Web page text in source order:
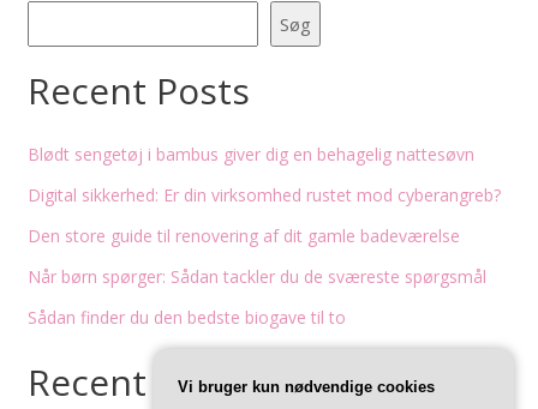
Søg
Recent Posts
Blødt sengetøj i bambus giver dig en behagelig nattesøvn
Digital sikkerhed: Er din virksomhed rustet mod cyberangreb?
Den store guide til renovering af dit gamle badeværelse
Når børn spørger: Sådan tackler du de sværeste spørgsmål
Sådan finder du den bedste biogave til to
Recent Comments
Vi bruger kun nødvendige cookies